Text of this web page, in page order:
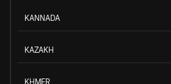
KANNADA
KAZAKH
KHMER